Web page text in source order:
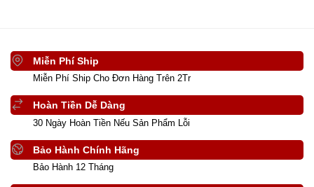
Miễn Phí Ship
Miễn Phí Ship Cho Đơn Hàng Trên 2Tr
Hoàn Tiền Dễ Dàng
30 Ngày Hoàn Tiền Nếu Sản Phẩm Lỗi
Bảo Hành Chính Hãng
Bảo Hành 12 Tháng